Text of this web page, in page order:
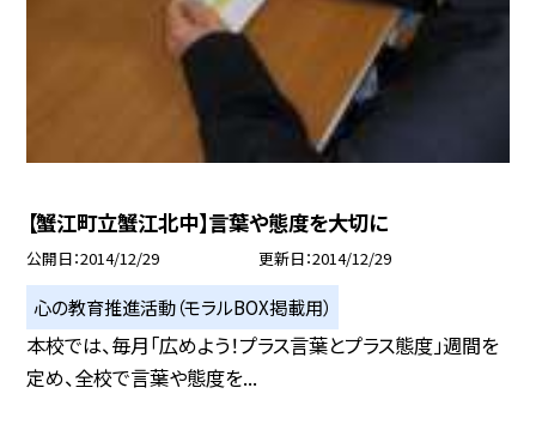
【蟹江町立蟹江北中】言葉や態度を大切に
公開日 2014/12/29 更新日 2014/12/29
心の教育推進活動（モラルBOX掲載用）
本校では、毎月「広めよう！プラス言葉とプラス態度」週間を
定め、全校で言葉や態度を...